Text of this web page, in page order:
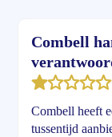
Combell
Combell heeft
tussentijd